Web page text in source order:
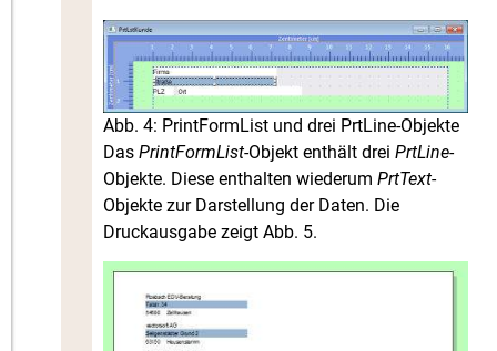
Abb. 4: PrintFormList und drei PrtLine-Objekte
DasPrintFormList-Objekt enthält dreiPrtLine-
Objekte. Diese enthalten wiederumPrtText-
Objekte zur Darstellung der Daten. Die
Druckausgabe zeigt Abb. 5.